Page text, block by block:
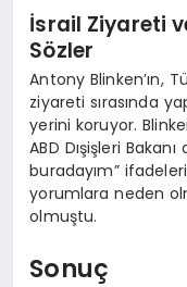
İsrail Ziyareti
Sözler
Antony Blinken’ın,
ziyareti sırasında
yerini koruyor.
ABD Dışişleri
buradayım”
yorumlara neden
olmuştu.
Sonuç